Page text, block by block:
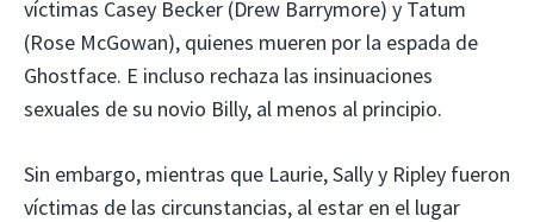
víctimas Casey Becker (Drew Barrymore) y Tatum
(Rose McGowan), quienes mueren por la espada de
Ghostface. E incluso rechaza las insinuaciones
sexuales de su novio Billy, al menos al principio.
Sin embargo, mientras que Laurie, Sally y Ripley fueron
víctimas de las circunstancias, al estar en el lugar